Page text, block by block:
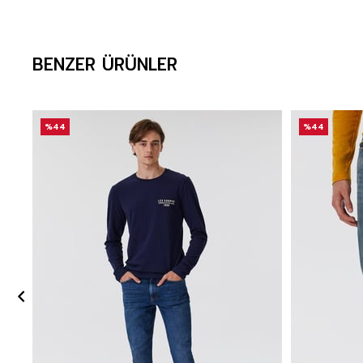
BENZER ÜRÜNLER
%44 %44